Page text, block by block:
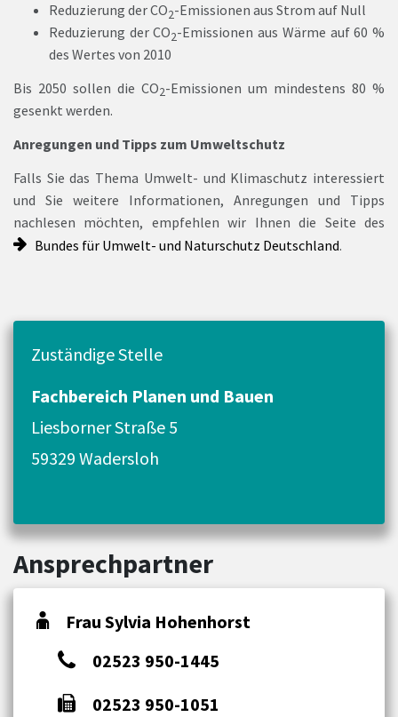
Reduzierung der CO2-Emissionen aus Strom auf Null
Reduzierung der CO2-Emissionen aus Wärme auf 60 %
des Wertes von 2010
Bis 2050 sollen die CO2-Emissionen um mindestens 80 %
gesenkt werden.
Anregungen und Tipps zum Umweltschutz
Falls Sie das Thema Umwelt- und Klimaschutz interessiert
und Sie weitere Informationen, Anregungen und Tipps
nachlesen möchten, empfehlen wir Ihnen die Seite des
Bundes für Umwelt- und Naturschutz Deutschland.
Zuständige Stelle
Fachbereich Planen und Bauen
Liesborner Straße 5
59329 Wadersloh
Ansprechpartner
Frau Sylvia Hohenhorst
02523 950-1445
02523 950-1051